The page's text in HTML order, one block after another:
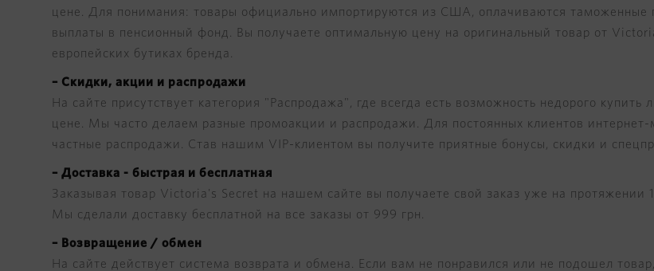
цене. Для понимания: товары официально импортируются из США, оплачиваются таможенные
выплаты в пенсионный фонд. Вы получаете оптимальную цену на оригинальный товар от
европейских бутиках бренда.
– Скидки, акции и распродажи
На сайте присутствует категория "Распродажа", где всегда есть возможность недорого
цене. Мы часто делаем разные промоакции и распродажи. Для постоянных клиентов
частные распродажи. Став нашим VIP-клиентом вы получите приятные бонусы, скидки и
– Доставка - быстрая и бесплатная
Заказывая товар Victoria's Secret на нашем сайте вы получаете свой заказ уже на протяжении
Мы сделали доставку бесплатной на все заказы от 999 грн.
– Возвращение / обмен
На сайте действует система возврата и обмена. Если вам не понравился или не подошел